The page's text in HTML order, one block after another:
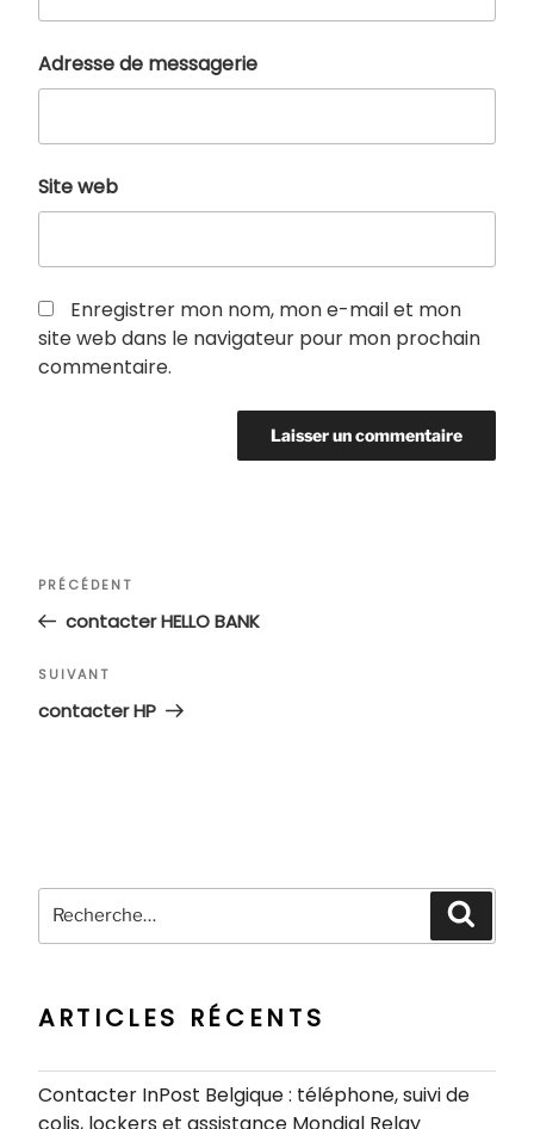
Adresse de messagerie
Site web
Enregistrer mon nom, mon e-mail et mon
site web dans le navigateur pour mon prochain
commentaire.
Navigation
l’article
Article
précédent
PRÉCÉDENT
contacter HELLO BANK
Article
suivant
SUIVANT
contacter HP
Recherche
pour
ARTICLES RÉCENTS
Contacter InPost Belgique : téléphone, suivi de
colis, lockers et assistance Mondial Relay